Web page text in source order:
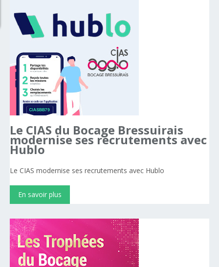
Le CIAS du Bocage Bressuirais
modernise ses recrutements avec
Hublo
Le CIAS modernise ses recrutements avec Hublo
En savoir plus